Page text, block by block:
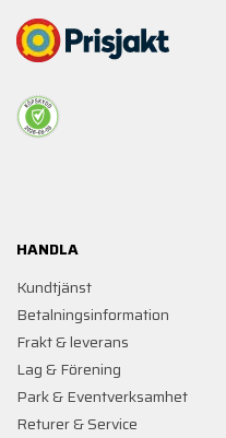
HANDLA
Kundtjänst
Betalningsinformation
Frakt & leverans
Lag & Förening
Park & Eventverksamhet
Returer & Service